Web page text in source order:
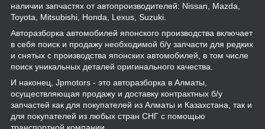
наличии запчастях от автопроизводителей: Nissan, Mazda,
Toyota, Mitsubishi, Honda, Lexus, Suzuki.
Авторазборка автомобилей японского производства включает
в себя поиск и продажу необходимой б/у запчасти для редких
и снятых с производства японских автомобилей, в том числе
поиск уникальных деталей оригинального качества.
И наконец, Jpmotors - это авторазборка в Алматы,
осуществляющая продажу и доставку контрактных б/у
запчастей как для покупателей из Алматы и Казахстана, так и
для покупателей из любых стран СНГ с помощью
транспортной компании.